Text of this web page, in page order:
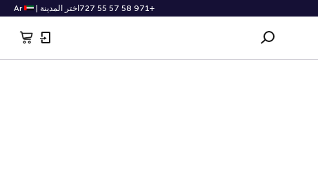
+971 58 57 55 727 اختر المدينة Ar